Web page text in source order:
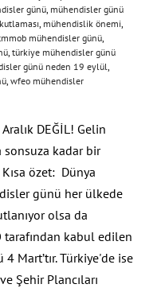
günü mühendisler günü
mühendislik önemi
mühendisler günü
türkiye mühendisler günü
günü neden 19 eylül
wfeo mühendisler
DEĞİL! Gelin
kadar bir
özet: Dünya
günü her ülkede
olsa da
tarafından kabul edilen
Mart’tır. Türkiye'de ise
Şehir Plancıları